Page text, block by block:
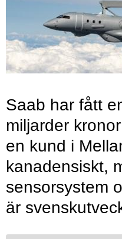
Saab har fått
miljarder
en kund i
kanadensiskt,
sensorsystem
är